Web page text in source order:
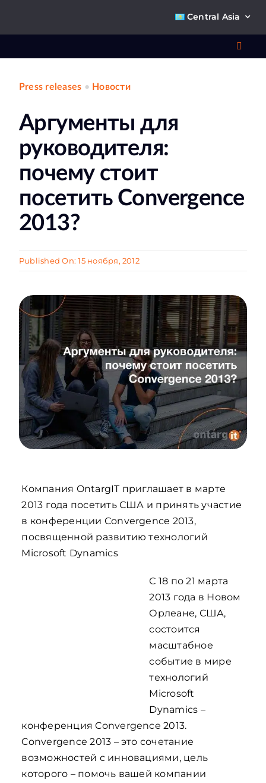
Central Asia
Press releases • Новости
Аргументы для
руководителя:
почему стоит
посетить Convergence
2013?
Published On: 15 ноября, 2012
Компания OntargIT приглашает в марте
2013 года посетить США и принять участие
в конференции Convergence 2013,
посвященной развитию технологий
Microsoft Dynamics
С 18 по 21 марта
2013 года в Новом
Орлеане, США,
состоится
масштабное
событие в мире
технологий
Microsoft
Dynamics –
конференция Convergence 2013.
Convergence 2013 – это сочетание
возможностей с инновациями, цель
которого – помочь вашей компании